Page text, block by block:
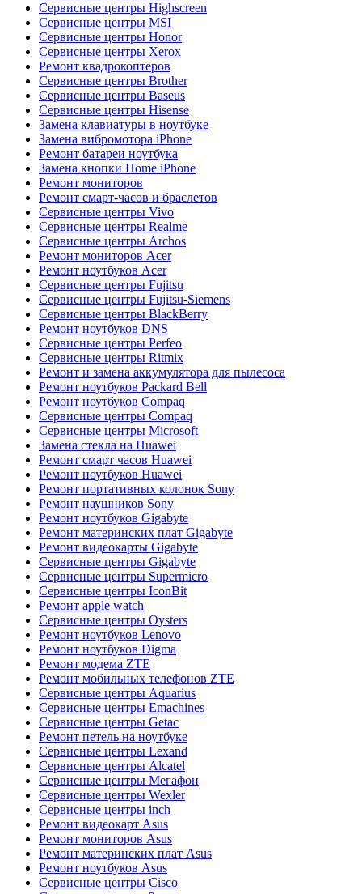
Сервисные центры Highscreen
Сервисные центры MSI
Сервисные центры Honor
Сервисные центры Xerox
Ремонт квадрокоптеров
Сервисные центры Brother
Сервисные центры Baseus
Сервисные центры Hisense
Замена клавиатуры в ноутбуке
Замена вибромотора iPhone
Ремонт батареи ноутбука
Замена кнопки Home iPhone
Ремонт мониторов
Ремонт смарт-часов и браслетов
Сервисные центры Vivo
Сервисные центры Realme
Сервисные центры Archos
Ремонт мониторов Acer
Ремонт ноутбуков Acer
Сервисные центры Fujitsu
Сервисные центры Fujitsu-Siemens
Сервисные центры BlackBerry
Ремонт ноутбуков DNS
Сервисные центры Perfeo
Сервисные центры Ritmix
Ремонт и замена аккумулятора для пылесоса
Ремонт ноутбуков Packard Bell
Ремонт ноутбуков Compaq
Сервисные центры Compaq
Сервисные центры Microsoft
Замена стекла на Huawei
Ремонт смарт часов Huawei
Ремонт ноутбуков Huawei
Ремонт портативных колонок Sony
Ремонт наушников Sony
Ремонт ноутбуков Gigabyte
Ремонт материнских плат Gigabyte
Ремонт видеокарты Gigabyte
Сервисные центры Gigabyte
Сервисные центры Supermicro
Сервисные центры IconBit
Ремонт apple watch
Сервисные центры Oysters
Ремонт ноутбуков Lenovo
Ремонт ноутбуков Digma
Ремонт модема ZTE
Ремонт мобильных телефонов ZTE
Сервисные центры Aquarius
Сервисные центры Emachines
Сервисные центры Getac
Ремонт петель на ноутбуке
Сервисные центры Lexand
Сервисные центры Alcatel
Сервисные центры Мегафон
Сервисные центры Wexler
Сервисные центры inch
Ремонт видеокарт Asus
Ремонт мониторов Asus
Ремонт материнских плат Asus
Ремонт ноутбуков Asus
Сервисные центры Cisco